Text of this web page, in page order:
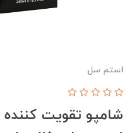
استم سل
شامپو تقویت